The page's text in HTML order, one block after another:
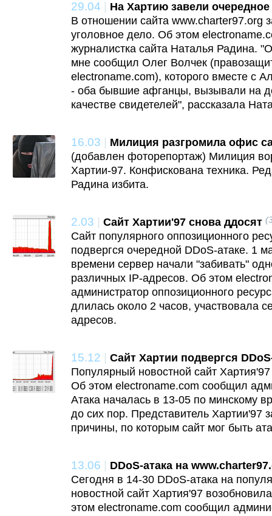
29.04 | На Хартию завели
В отношении сайта www.charter97.org
уголовное дело. Об этом
журналистка сайта Наталья Радина.
мне сообщил Олег Волчек
electroname.com), которого вместе с
- оба бывшие афганцы, вызывали на
качестве свидетелей", рассказала
16.03 | Милиция разгромила офис
(добавлен фоторепортаж) Милиция
Хартии-97. Конфискована техника.
Радина избита.
2.03 | Сайт Хартии'97 снова ддосят
Сайт популярного оппозиционного
подвергся очередной DDoS-атаке. 1
времени сервер начали "забивать"
различных IP-адресов. Об этом
администратор оппозиционного
длилась около 2 часов, участвовала
адресов.
15.12 | Сайт Хартии подвергся
Популярный новостной сайт
Об этом electroname.com сообщил
Атака началась в 13-05 по минскому
до сих пор. Представитель Хартии'97
причины, по которым сайт мог быть
13.06 | DDoS-атака на
Сегодня в 14-30 DDoS-атака на
новостной сайт Хартия'97
этом electroname.com сообщил